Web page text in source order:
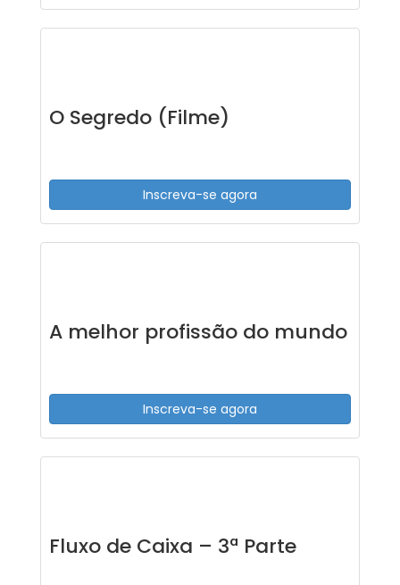
O Segredo (Filme)
Inscreva-se agora
A melhor profissão do mundo
Inscreva-se agora
Fluxo de Caixa – 3ª Parte